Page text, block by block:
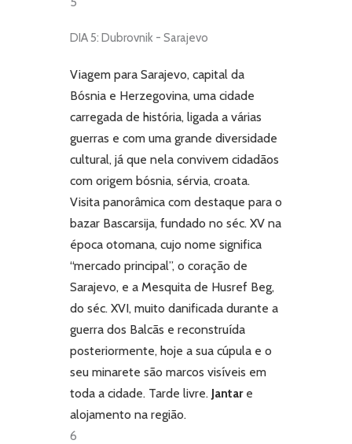
DIA 5: Dubrovnik - Sarajevo
Viagem para Sarajevo, capital da
Bósnia e Herzegovina, uma cidade
carregada de história, ligada a várias
guerras e com uma grande diversidade
cultural, já que nela convivem cidadãos
com origem bósnia, sérvia, croata.
Visita panorâmica com destaque para o
bazar Bascarsija, fundado no séc. XV na
época otomana, cujo nome significa
“mercado principal”, o coração de
Sarajevo, e a Mesquita de Husref Beg,
do séc. XVI, muito danificada durante a
guerra dos Balcãs e reconstruída
posteriormente, hoje a sua cúpula e o
seu minarete são marcos visíveis em
toda a cidade. Tarde livre. Jantare
alojamento na região.
6